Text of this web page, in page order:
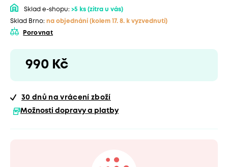
Sklad e-shopu: >5 ks (zítra u vás)
Sklad Brno: na objednání (kolem 17. 8. k vyzvednutí)
Porovnat
990 Kč
30 dnů na vrácení zboží
Možnosti dopravy a platby